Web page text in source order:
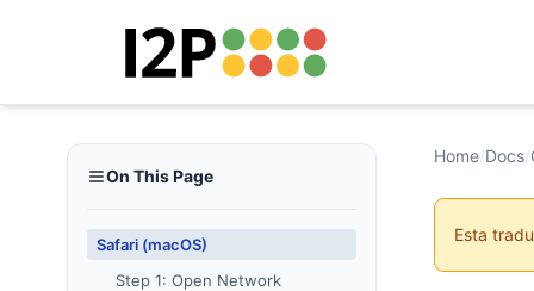
On This Page
Safari (macOS)
Step 1: Open Network
Home/Docs/
Esta